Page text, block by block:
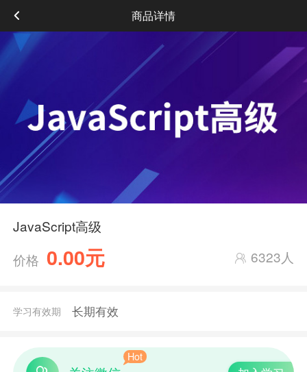
商品详情
JavaScript高级
价格 0.00元 6323人
学习有效期 长期有效
Hot